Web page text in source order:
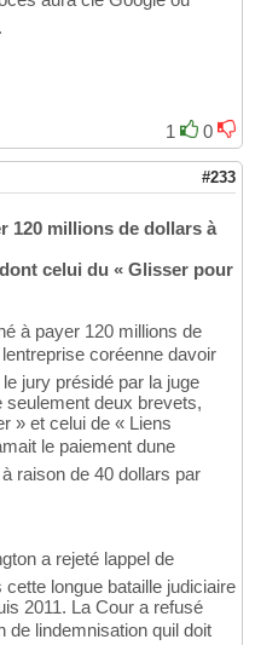
1
0
#233
120 millions de dollars à
celui du « Glisser pour
à payer 120 millions de
coréenne davoir
jury présidé par la juge
seulement deux brevets,
» et celui de « Liens
le paiement dune
raison de 40 dollars par
a rejeté lappel de
longue bataille judiciaire
2011. La Cour a refusé
lindemnisation quil doit